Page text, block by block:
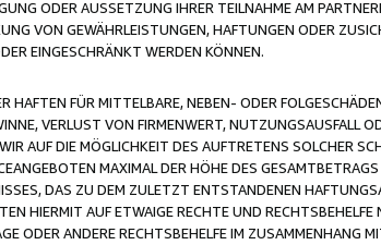
ODER AUSSETZUNG IHRER TEILNAHME AM
VON GEWÄHRLEISTUNGEN, HAFTUNGEN ODER
EINGESCHRÄNKT WERDEN KÖNNEN.
FÜR MITTELBARE, NEBEN- ODER
VERLUST VON FIRMENWERT, NUTZUNGSAUSFALL
AUF DIE MÖGLICHKEIT DES AUFTRETENS SOLCHER
MAXIMAL DER HÖHE DES
DAS ZU DEM ZULETZT ENTSTANDENEN
HIERMIT AUF ETWAIGE RECHTE UND
ODER ANDERE RECHTSBEHELFE IM ZUSAMMENHANG